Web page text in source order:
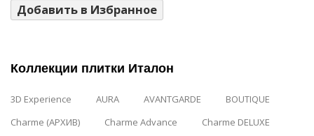
Добавить в Избранное
Коллекции плитки Италон
3D Experience AURA AVANTGARDE
BOUTIQUE
Charme (АРХИВ)
Charme Advance
Charme DELUXE